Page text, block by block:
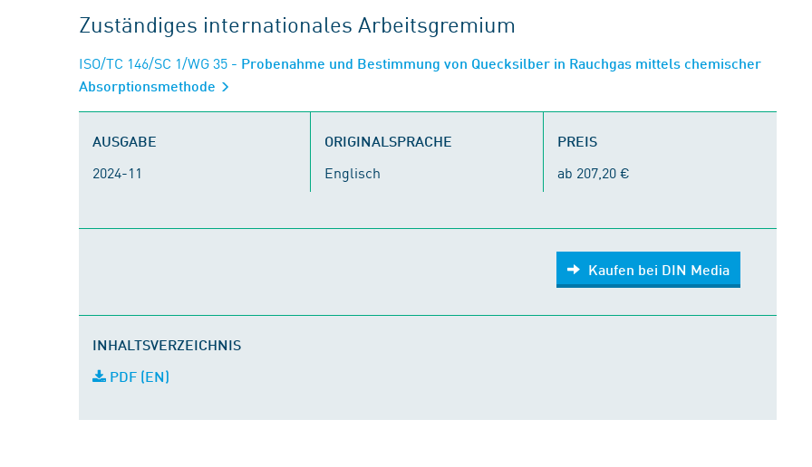
Zuständiges internationales Arbeitsgremium
ISO/TC 146/SC 1/WG 35 - Probenahme und Bestimmung von Quecksilber in Rauchgas mittels chemischer
Absorptionsmethode
AUSGABE
2024-11
ORIGINALSPRACHE
Englisch
PREIS
ab 207,20 €
Kaufen bei DIN Media
INHALTSVERZEICHNIS
PDF (EN)